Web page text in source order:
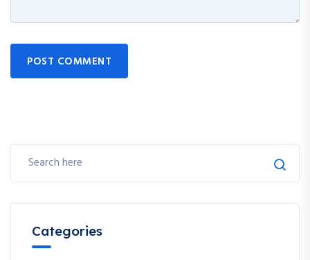
POST COMMENT
Categories